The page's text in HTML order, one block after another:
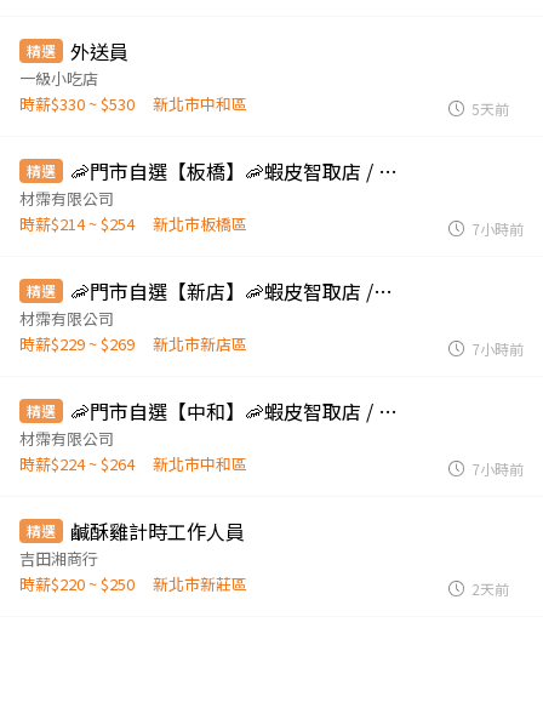
精選 外送員
一級小吃店
時薪$330 ~ $530
新北市中和區 5天前
精選 🦐門市自選【板橋】🦐蝦皮智取店 / 免經驗、快速報到 💰時薪 214-254
材霈有限公司
時薪$214 ~ $254
新北市板橋區 7小時前
精選 🦐門市自選【新店】🦐蝦皮智取店 /免經驗、快速報到 💰時薪 229-269
材霈有限公司
時薪$229 ~ $269
新北市新店區 7小時前
精選 🦐門市自選【中和】🦐蝦皮智取店 / 免經驗、快速報到 💰時薪 224-264
材霈有限公司
時薪$224 ~ $264
新北市中和區 7小時前
精選 鹹酥雞計時工作人員
吉田湘商行
時薪$220 ~ $250
新北市新莊區 2天前